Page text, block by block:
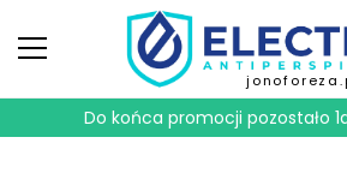
Do końca promocji pozostało